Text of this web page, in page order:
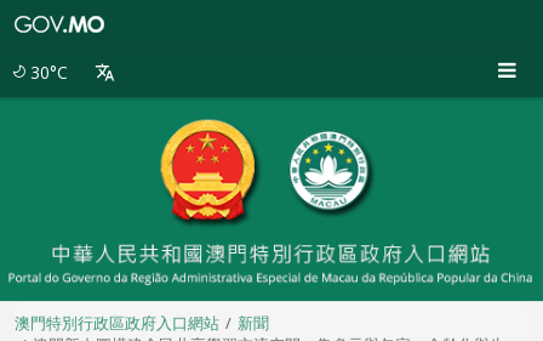
30°C
澳門特別行政區政府入口網站
新聞